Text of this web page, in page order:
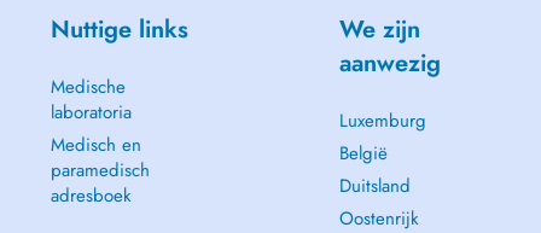
Nuttige links
Medische
laboratoria
Medisch en
paramedisch
adresboek
We zijn
aanwezig
Luxemburg
België
Duitsland
Oostenrijk